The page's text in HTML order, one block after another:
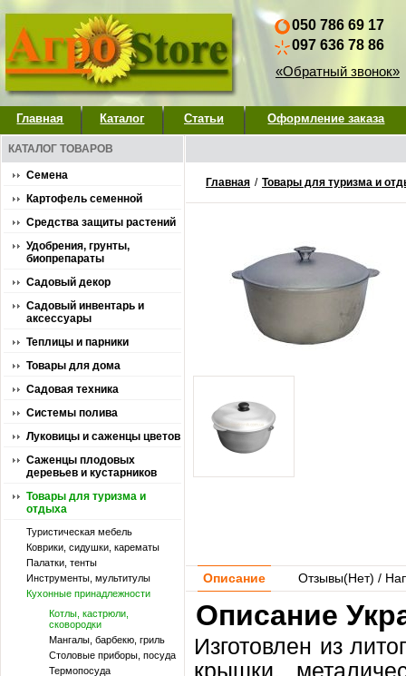
050 786 69 17
097 636 78 86
«Обратный звонок»
Главная Каталог Статьи Оформление заказа
КАТАЛОГ ТОВАРОВ
Семена
Картофель семенной
Средства защиты растений
Удобрения, грунты,
биопрепараты
Садовый декор
Садовый инвентарь и
аксессуары
Теплицы и парники
Товары для дома
Садовая техника
Системы полива
Луковицы и саженцы цветов
Саженцы плодовых
деревьев и кустарников
Товары для туризма и
отдыха
Туристическая мебель
Коврики, сидушки, карематы
Палатки, тенты
Инструменты, мультитулы
Кухонные принадлежности
Котлы, кастрюли,
сковородки
Мангалы, барбекю, гриль
Столовые приборы, посуда
Термопосуда
Главная / Товары для туризма и
Описание Отзывы(Нет) /
Описание
Изготовлен из
крышки,